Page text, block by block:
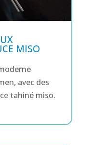
MISO
avec des
tahiné miso.